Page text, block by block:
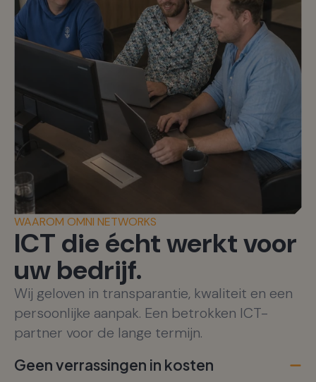
WAAROM OMNI NETWORKS
ICT die écht werkt voor
uw bedrijf.
Wij geloven in transparantie, kwaliteit en een
persoonlijke aanpak. Een betrokken ICT-
partner voor de lange termijn.
Geen verrassingen in kosten